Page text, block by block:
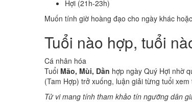
Hợi (21h-23h)
Muốn tính giờ hoàng đạo cho ngày khác
Tuổi nào hợp, tuổi
Cá nhân hóa
Tuổi Mão, Mùi, Dần hợp ngày Quý Hợi nhờ
(Tam Hợp) trở xuống, luận giải từng tuổi xem
Tử vi mang tính tham khảo tín ngưỡng dân